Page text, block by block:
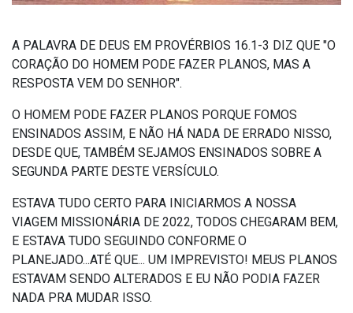
A PALAVRA DE DEUS EM PROVÉRBIOS 16.1-3 DIZ QUE "O
CORAÇÃO DO HOMEM PODE FAZER PLANOS, MAS A
RESPOSTA VEM DO SENHOR".
O HOMEM PODE FAZER PLANOS PORQUE FOMOS
ENSINADOS ASSIM, E NÃO HÁ NADA DE ERRADO NISSO,
DESDE QUE, TAMBÉM SEJAMOS ENSINADOS SOBRE A
SEGUNDA PARTE DESTE VERSÍCULO.
ESTAVA TUDO CERTO PARA INICIARMOS A NOSSA
VIAGEM MISSIONÁRIA DE 2022, TODOS CHEGARAM BEM,
E ESTAVA TUDO SEGUINDO CONFORME O
PLANEJADO...ATÉ QUE... UM IMPREVISTO! MEUS PLANOS
ESTAVAM SENDO ALTERADOS E EU NÃO PODIA FAZER
NADA PRA MUDAR ISSO.